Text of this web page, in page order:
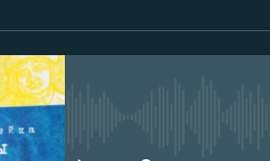
Падпішыся